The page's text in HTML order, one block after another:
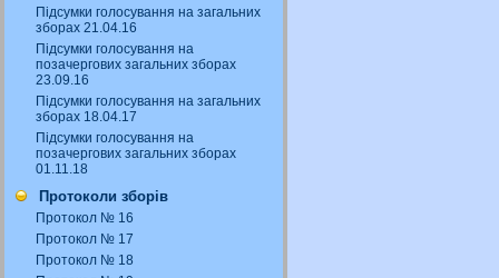
Підсумки голосування на загальних
зборах 21.04.16
Підсумки голосування на
позачергових загальних зборах
23.09.16
Підсумки голосування на загальних
зборах 18.04.17
Підсумки голосування на
позачергових загальних зборах
01.11.18
Протоколи зборів
Протокол № 16
Протокол № 17
Протокол № 18